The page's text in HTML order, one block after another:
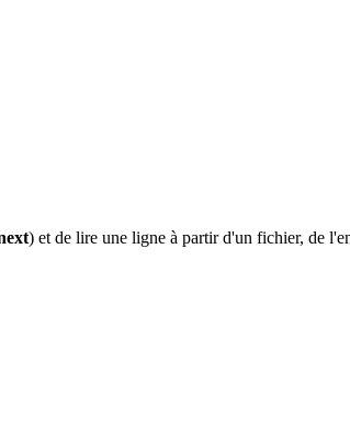
) et de lire une ligne à partir d'un fichier, de